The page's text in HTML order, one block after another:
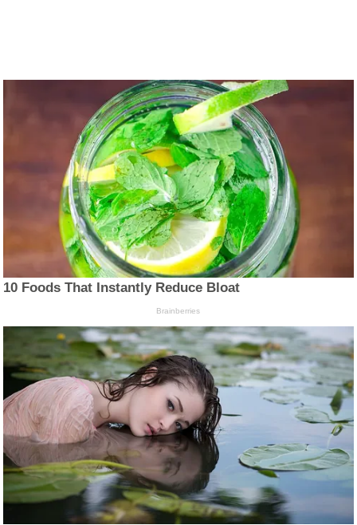
10 Foods That Instantly Reduce Bloat
Brainberries